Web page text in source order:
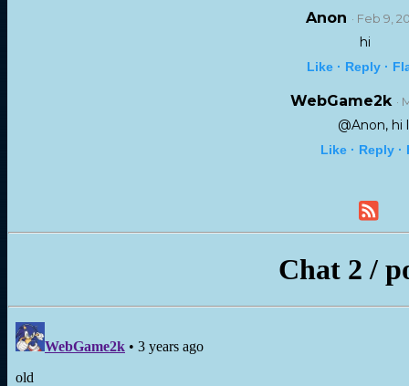
Anon · Feb 9,
hi
Like · Reply ·
WebGame2k ·
@Anon, hi
Like · Reply ·
Chat 2 /